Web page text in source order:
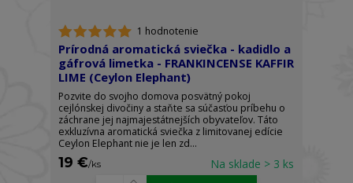
1 hodnotenie
Prírodná aromatická sviečka - kadidlo a
gáfrová limetka - FRANKINCENSE KAFFIR
LIME (Ceylon Elephant)
Pozvite do svojho domova posvätný pokoj
cejlónskej divočiny a staňte sa súčasťou príbehu o
záchrane jej najmajestátnejších obyvateľov. Táto
exkluzívna aromatická sviečka z limitovanej edície
Ceylon Elephant nie je len zd...
19 €/ks Na sklade > 3 ks